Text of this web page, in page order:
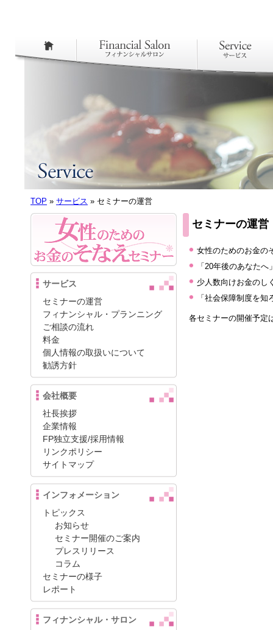
TOP » サービス » セミナーの運営
セミナーの運営
女性のためのお金の
「20年後のあなた
少人数向けお金のし
「社会保障制度を知
各セミナーの開催予定
サービス
セミナーの運営
フィナンシャル・プランニング
ご相談の流れ
料金
個人情報の取扱いについて
勧誘方針
会社概要
社長挨拶
企業情報
FP独立支援/採用情報
リンクポリシー
サイトマップ
インフォメーション
トピックス
お知らせ
セミナー開催のご案内
プレスリリース
コラム
セミナーの様子
レポート
フィナンシャル・サロン